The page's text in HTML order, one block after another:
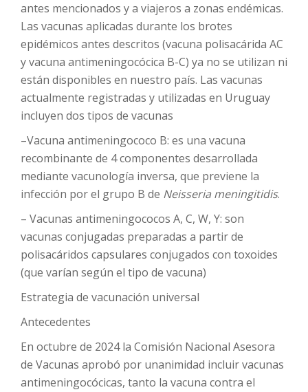
antes mencionados y a viajeros a zonas endémicas.
Las vacunas aplicadas durante los brotes
epidémicos antes descritos (vacuna polisacárida AC
y vacuna antimeningocócica B-C) ya no se utilizan ni
están disponibles en nuestro país. Las vacunas
actualmente registradas y utilizadas en Uruguay
incluyen dos tipos de vacunas
–Vacuna antimeningococo B: es una vacuna
recombinante de 4 componentes desarrollada
mediante vacunología inversa, que previene la
infección por el grupo B de Neisseria meningitidis.
– Vacunas antimeningococos A, C, W, Y: son
vacunas conjugadas preparadas a partir de
polisacáridos capsulares conjugados con toxoides
(que varían según el tipo de vacuna)
Estrategia de vacunación universal
Antecedentes
En octubre de 2024 la Comisión Nacional Asesora
de Vacunas aprobó por unanimidad incluir vacunas
antimeningocócicas, tanto la vacuna contra el